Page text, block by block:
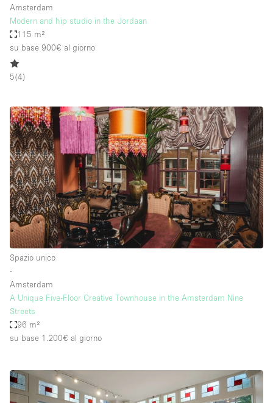
Amsterdam
Modern and hip studio in the Jordaan
115 m²
su base 900€ al giorno
5(4)
Spazio unico
∙
Amsterdam
A Unique Five-Floor Creative Townhouse in the Amsterdam Nine
Streets
96 m²
su base 1.200€ al giorno